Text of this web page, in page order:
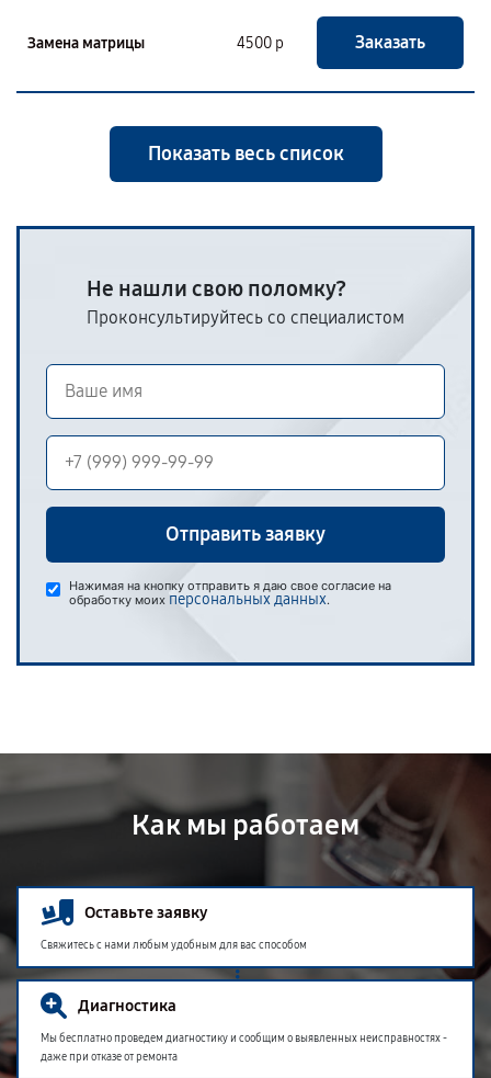
Замена матрицы 4500 р Заказать
Показать весь список
Не нашли свою поломку?
Проконсультируйтесь со специалистом
Отправить заявку
Нажимая на кнопку отправить я даю свое согласие на
обработку моих персональных данных.
Как мы работаем
Оставьте заявку
Свяжитесь с нами любым удобным для вас способом
Диагностика
Мы бесплатно проведем диагностику и сообщим о выявленных неисправностях -
даже при отказе от ремонта